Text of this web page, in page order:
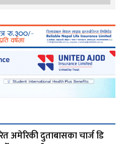
अमेरिकी दुताबासका चार्ज डि